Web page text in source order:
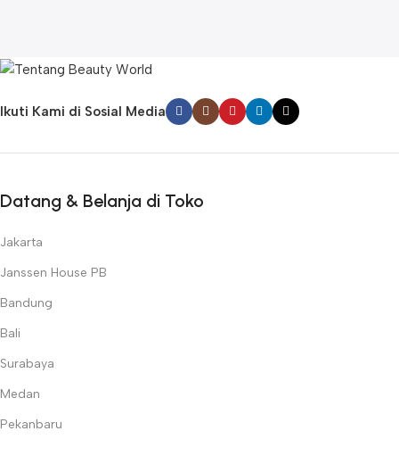
Ikuti Kami di Sosial Media
Datang & Belanja di Toko
Jakarta
Janssen House PB
Bandung
Bali
Surabaya
Medan
Pekanbaru